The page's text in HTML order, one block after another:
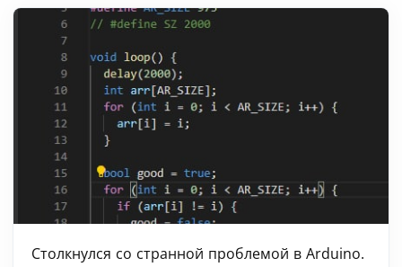
Столкнулся со странной проблемой в Arduino.